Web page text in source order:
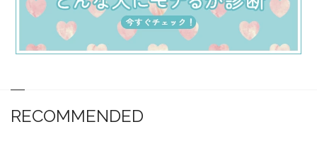
RECOMMENDED